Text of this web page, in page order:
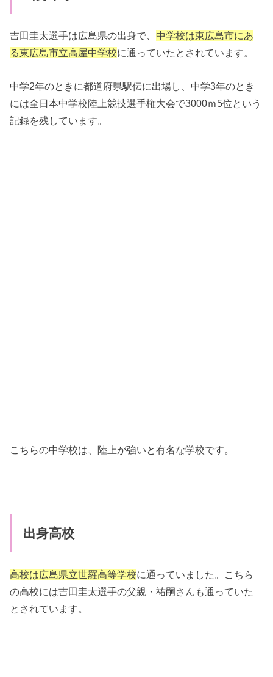
吉田圭太選手は広島県の出身で、 中学校は東広島市にあ
る東広島市立高屋中学校に通っていたとされています。
中学2年のときに都道府県駅伝に出場し、中学3年のとき
には全日本中学校陸上競技選手権大会で3000ｍ5位という
記録を残しています。
こちらの中学校は、陸上が強いと有名な学校です。
出身高校
高校は広島県立世羅高等学校に通っていました。こちら
の高校には吉田圭太選手の父親・祐嗣さんも通っていた
とされています。